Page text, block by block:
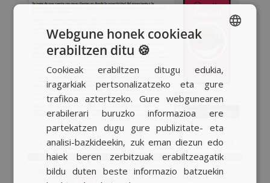
BASQUE
CATALAN
ENGLISH
Webgune honek cookieak
erabiltzen ditu 🍪
Cookieak erabiltzen ditugu edukia,
iragarkiak pertsonalizatzeko eta gure
trafikoa aztertzeko. Gure webgunearen
erabilerari buruzko informazioa ere
partekatzen dugu gure publizitate- eta
analisi-bazkideekin, zuk eman diezun edo
haiek beren zerbitzuak erabiltzeagatik
bildu duten beste informazio batzuekin